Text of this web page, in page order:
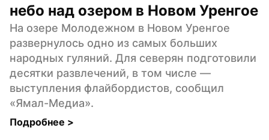
небо над озером в Новом Уренгое
На озере Молодежном в Новом Уренгое
развернулось одно из самых больших
народных гуляний. Для северян подготовили
десятки развлечений, в том числе —
выступления флайбордистов, сообщил
«Ямал-Медиа».
Подробнее >